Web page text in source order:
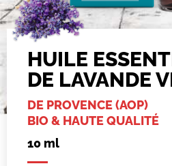
HUILE
DE LAVANDE
DE PROVENCE (AOP)
BIO & HAUTE QUALITÉ
10 ml